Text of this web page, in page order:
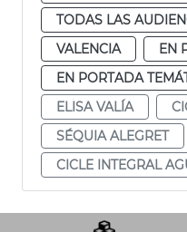
TODAS LAS
VALENCIA
EN
EN PORTADA
ELISA VALÍA
SÉQUIA ALEGRET
CICLE INTEGRAL